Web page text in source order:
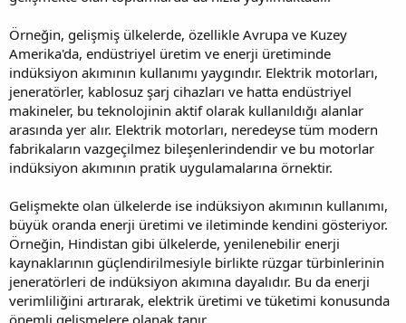
Örneğin, gelişmiş ülkelerde, özellikle Avrupa ve Kuzey
Amerika'da, endüstriyel üretim ve enerji üretiminde
indüksiyon akımının kullanımı yaygındır. Elektrik motorları,
jeneratörler, kablosuz şarj cihazları ve hatta endüstriyel
makineler, bu teknolojinin aktif olarak kullanıldığı alanlar
arasında yer alır. Elektrik motorları, neredeyse tüm modern
fabrikaların vazgeçilmez bileşenlerindendir ve bu motorlar
indüksiyon akımının pratik uygulamalarına örnektir.
Gelişmekte olan ülkelerde ise indüksiyon akımının kullanımı,
büyük oranda enerji üretimi ve iletiminde kendini gösteriyor.
Örneğin, Hindistan gibi ülkelerde, yenilenebilir enerji
kaynaklarının güçlendirilmesiyle birlikte rüzgar türbinlerinin
jeneratörleri de indüksiyon akımına dayalıdır. Bu da enerji
verimliliğini artırarak, elektrik üretimi ve tüketimi konusunda
önemli gelişmelere olanak tanır.